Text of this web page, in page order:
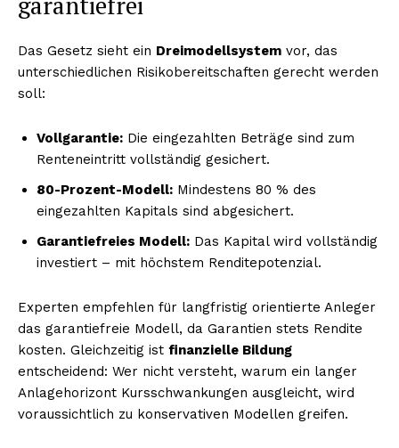
Das Gesetz sieht ein Dreimodellsystem vor, das
unterschiedlichen Risikobereitschaften gerecht werden
soll:
Vollgarantie: Die eingezahlten Beträge sind zum
Renteneintritt vollständig gesichert.
80-Prozent-Modell: Mindestens 80 % des
eingezahlten Kapitals sind abgesichert.
Garantiefreies Modell: Das Kapital wird vollständig
investiert – mit höchstem Renditepotenzial.
Experten empfehlen für langfristig orientierte Anleger
das garantiefreie Modell, da Garantien stets Rendite
kosten. Gleichzeitig ist finanzielle Bildung
entscheidend: Wer nicht versteht, warum ein langer
Anlagehorizont Kursschwankungen ausgleicht, wird
voraussichtlich zu konservativen Modellen greifen.